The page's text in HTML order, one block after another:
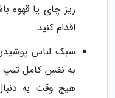
ریز چای یا قهوه
اقدام کنید.
سبک لباس پوشیدن
به نفس کامل تیپ
هیچ وقت به